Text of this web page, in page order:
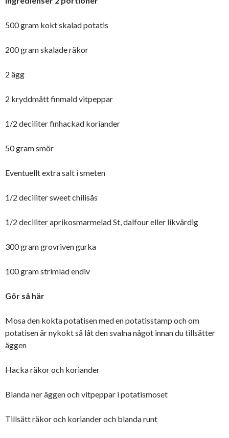
500 gram kokt skalad potatis
200 gram skalade räkor
2 ägg
2 kryddmått finmald vitpeppar
1/2 deciliter finhackad koriander
50 gram smör
Eventuellt extra salt i smeten
1/2 deciliter sweet chilisås
1/2 deciliter aprikosmarmelad St, dalfour eller likvärdig
300 gram grovriven gurka
100 gram strimlad endiv
Gör så här
Mosa den kokta potatisen med en potatisstamp och om
potatisen är nykokt så låt den svalna något innan du tillsätter
äggen
Hacka räkor och koriander
Blanda ner äggen och vitpeppar i potatismoset
Tillsätt räkor och koriander och blanda runt